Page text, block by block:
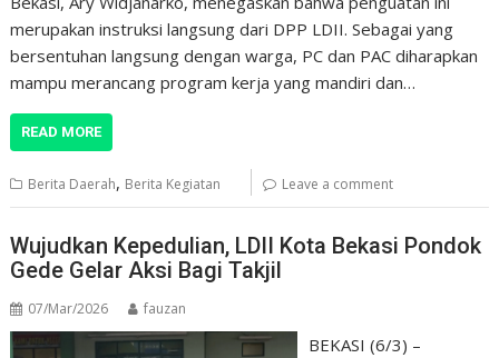
merupakan instruksi langsung dari DPP LDII. Sebagai yang
bersentuhan langsung dengan warga, PC dan PAC diharapkan
mampu merancang program kerja yang mandiri dan…
READ MORE
Berita Daerah, Berita Kegiatan Leave a comment
Wujudkan Kepedulian, LDII Kota Bekasi Pondok
Gede Gelar Aksi Bagi Takjil
07/Mar/2026 fauzan
BEKASI (6/3) –